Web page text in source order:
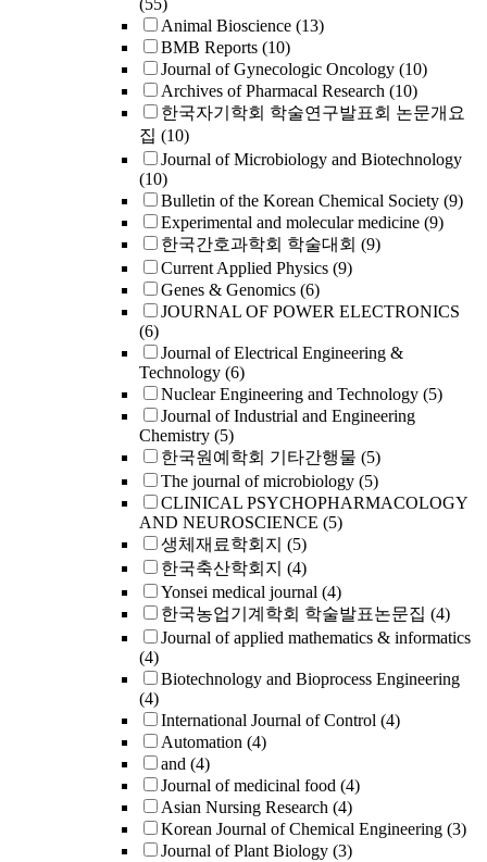
(55)
Animal Bioscience (13)
BMB Reports (10)
Journal of Gynecologic Oncology (10)
Archives of Pharmacal Research (10)
한국자기학회 학술연구발표회 논문개요
집 (10)
Journal of Microbiology and Biotechnology
(10)
Bulletin of the Korean Chemical Society (9)
Experimental and molecular medicine (9)
한국간호과학회 학술대회 (9)
Current Applied Physics (9)
Genes & Genomics (6)
JOURNAL OF POWER ELECTRONICS
(6)
Journal of Electrical Engineering &
Technology (6)
Nuclear Engineering and Technology (5)
Journal of Industrial and Engineering
Chemistry (5)
한국원예학회 기타간행물 (5)
The journal of microbiology (5)
CLINICAL PSYCHOPHARMACOLOGY
AND NEUROSCIENCE (5)
생체재료학회지 (5)
한국축산학회지 (4)
Yonsei medical journal (4)
한국농업기계학회 학술발표논문집 (4)
Journal of applied mathematics & informatics
(4)
Biotechnology and Bioprocess Engineering
(4)
International Journal of Control (4)
Automation (4)
and (4)
Journal of medicinal food (4)
Asian Nursing Research (4)
Korean Journal of Chemical Engineering (3)
Journal of Plant Biology (3)